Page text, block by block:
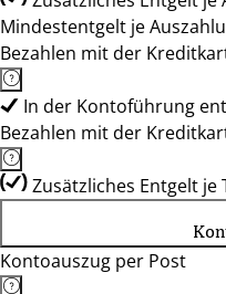
Mindestentgelt je
Bezahlen mit der
In der Kontoführung
Bezahlen mit der
Zusätzliches Entgelt je
Kontoauszug per Post